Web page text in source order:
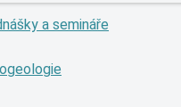
a semináře